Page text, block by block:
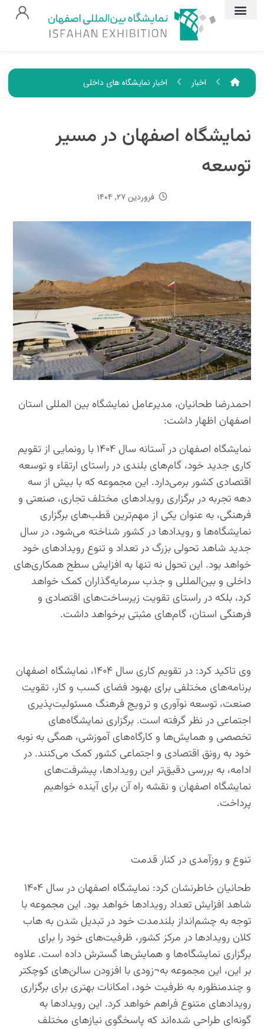
اخبار اخبار نمایشگاه های داخلی
نمایشگاه اصفهان در مسیر
توسعه
فروردین ۲۷, ۱۴۰۴
احمدرضا طحانیان، مدیرعامل نمایشگاه بین المللی استان
اصفهان اظهار داشت:
نمایشگاه اصفهان در آستانه سال ۱۴۰۴ با رونمایی از تقویم
کاری جدید خود، گام‌های بلندی در راستای ارتقاء و توسعه
اقتصادی کشور برمی‌دارد. این مجموعه که با بیش از سه
دهه تجربه در برگزاری رویدادهای مختلف تجاری، صنعتی و
فرهنگی، به عنوان یکی از مهم‌ترین قطب‌های برگزاری
نمایشگاه‌ها و رویداد‌ها در کشور شناخته می‌شود، در سال
جدید شاهد تحولی بزرگ در تعداد و تنوع رویدادهای خود
خواهد بود. این تحول نه تنها به افزایش سطح همکاری‌های
داخلی و بین‌المللی و جذب سرمایه‌گذاران کمک خواهد
کرد، بلکه در راستای تقویت زیرساخت‌های اقتصادی و
فرهنگی استان، گام‌های مثبتی برخواهد داشت.
وی تاکید کرد: در تقویم کاری سال ۱۴۰۴، نمایشگاه اصفهان
برنامه‌های مختلفی برای بهبود فضای کسب و کار، تقویت
صنعت، توسعه نوآوری و ترویج فرهنگ مسئولیت‌پذیری
اجتماعی در نظر گرفته است. برگزاری نمایشگاه‌های
تخصصی و همایش‌ها و کارگاه‌های آموزشی، همگی به نوبه
خود به رونق اقتصادی و اجتماعی کشور کمک می‌کنند. در
ادامه، به بررسی دقیق‌تر این رویدادها، پیشرفت‌های
نمایشگاه اصفهان و نقشه راه آن برای آینده خواهیم
پرداخت.
تنوع و روزآمدی در کنار قدمت
طحانیان خاطرنشان کرد: نمایشگاه اصفهان در سال ۱۴۰۴
شاهد افزایش تعداد رویدادها خواهد بود. این مجموعه با
توجه به چشم‌انداز بلندمدت خود در تبدیل شدن به هاب
کلان رویدادها در مرکز کشور، ظرفیت‌های خود را برای
برگزاری نمایشگاه‌ها و همایش‌ها گسترش داده است. علاوه
بر این، این مجموعه به¬زودی با افزودن سالن‌های کوچکتر
و چندمنظوره به ظرفیت خود، امکانات بهتری برای برگزاری
رویدادهای متنوع فراهم خواهد کرد. این رویدادها به
گونه‌ای طراحی شده‌اند که پاسخگوی نیازهای مختلف